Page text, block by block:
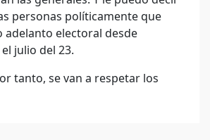
personas políticamente que
adelanto electoral desde
julio del 23.
tanto, se van a respetar los